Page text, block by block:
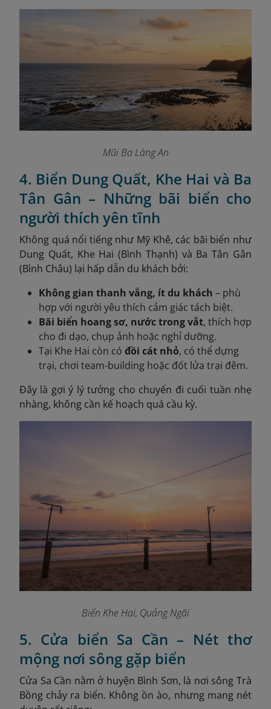
Mũi Ba Làng An
4. Biển Dung Quất, Khe Hai và Ba
Tân Gân – Những bãi biển cho
người thích yên tĩnh
Không quá nổi tiếng như Mỹ Khê, các bãi biển như
Dung Quất, Khe Hai (Bình Thạnh) và Ba Tân Gân
(Bình Châu) lại hấp dẫn du khách bởi:
Không gian thanh vắng, ít du khách – phù
hợp với người yêu thích cảm giác tách biệt.
Bãi biển hoang sơ, nước trong vắt, thích hợp
cho đi dạo, chụp ảnh hoặc nghỉ dưỡng.
Tại Khe Hai còn có đồi cát nhỏ, có thể dựng
trại, chơi team-building hoặc đốt lửa trại đêm.
Đây là gợi ý lý tưởng cho chuyến đi cuối tuần nhẹ
nhàng, không cần kế hoạch quá cầu kỳ.
Biển Khe Hai, Quảng Ngãi
5. Cửa biển Sa Cần – Nét thơ
mộng nơi sông gặp biển
Cửa Sa Cần nằm ở huyện Bình Sơn, là nơi sông Trà
Bồng chảy ra biển. Không ồn ào, nhưng mang nét